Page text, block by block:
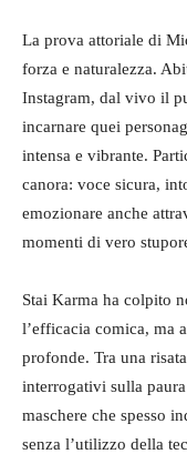
La prova attoriale di
forza e naturalezza.
Instagram, dal vivo il
incarnare quei
intensa e vibrante.
canora: voce sicura,
emozionare anche
momenti di vero
Stai Karma ha colpito
l’efficacia comica, ma
profonde. Tra una
interrogativi sulla
maschere che spesso
senza l’utilizzo della